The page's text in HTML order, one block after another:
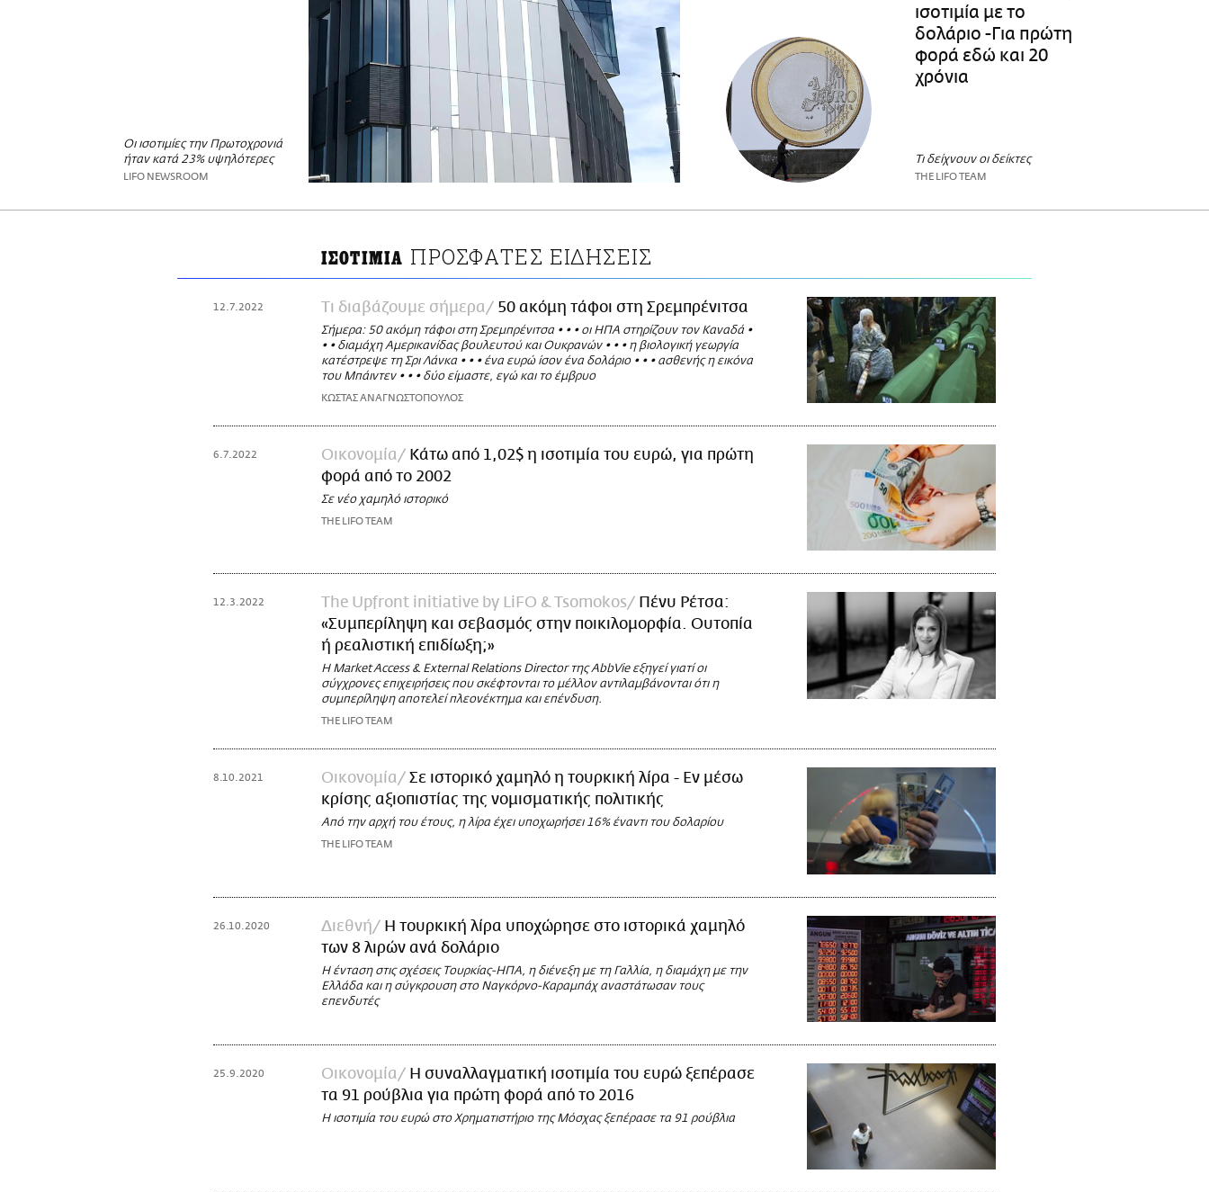
Οι ισοτιμίες την Πρωτοχρονιά
ήταν κατά 23% υψηλότερες
LIFO NEWSROOM
ισοτιμία με το
δολάριο -Για πρώτη
φορά εδώ και 20
χρόνια
Τι δείχνουν οι δείκτες
THE LIFO TEAM
ΙΣΟΤΙΜΙΑ ΠΡΟΣΦΑΤΕΣ ΕΙΔΗΣΕΙΣ
12.7.2022 Τι διαβάζουμε σήμερα 50 ακόμη τάφοι στη Σρεμπρένιτσα
Σήμερα: 50 ακόμη τάφοι στη Σρεμπρένιτσα • • • οι ΗΠΑ στηρίζουν τον Καναδά •
• • διαμάχη Αμερικανίδας βουλευτού και Ουκρανών • • • η βιολογική γεωργία
κατέστρεψε τη Σρι Λάνκα • • • ένα ευρώ ίσον ένα δολάριο • • • ασθενής η εικόνα
του Μπάιντεν • • • δύο είμαστε, εγώ και το έμβρυο
ΚΩΣΤΑΣ ΑΝΑΓΝΩΣΤΟΠΟΥΛΟΣ
6.7.2022 Οικονομία
Κάτω από 1,02$ η ισοτιμία του ευρώ, για πρώτη
φορά από το 2002
Σε νέο χαμηλό ιστορικό
THE LIFO TEAM
12.3.2022 The Upfront initiative by LiFO & Tsomokos
Πένυ Ρέτσα:
«Συμπερίληψη και σεβασμός στην ποικιλομορφία. Ουτοπία
ή ρεαλιστική επιδίωξη;»
Η Market Access & External Relations Director της AbbVie εξηγεί γιατί οι
σύγχρονες επιχειρήσεις που σκέφτονται το μέλλον αντιλαμβάνονται ότι η
συμπερίληψη αποτελεί πλεονέκτημα και επένδυση.
THE LIFO TEAM
8.10.2021 Οικονομία
Σε ιστορικό χαμηλό η τουρκική λίρα - Εν μέσω
κρίσης αξιοπιστίας της νομισματικής πολιτικής
Από την αρχή του έτους, η λίρα έχει υποχωρήσει 16% έναντι του δολαρίου
THE LIFO TEAM
26.10.2020 Διεθνή
Η τουρκική λίρα υποχώρησε στο ιστορικά χαμηλό
των 8 λιρών ανά δολάριο
Η ένταση στις σχέσεις Τουρκίας-ΗΠΑ, η διένεξη με τη Γαλλία, η διαμάχη με την
Ελλάδα και η σύγκρουση στο Ναγκόρνο-Καραμπάχ αναστάτωσαν τους
επενδυτές
25.9.2020 Οικονομία
Η συναλλαγματική ισοτιμία του ευρώ ξεπέρασε
τα 91 ρούβλια για πρώτη φορά από το 2016
Η ισοτιμία του ευρώ στο Χρηματιστήριο της Μόσχας ξεπέρασε τα 91 ρούβλια